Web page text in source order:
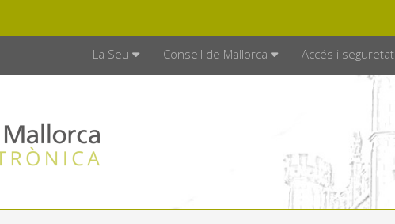
La Seu Consell de Mallorca Accés i seguretat